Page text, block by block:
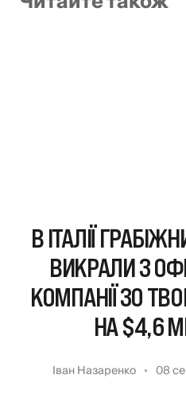
В ІТАЛІЇ
ВИКРАЛИ З
КОМПАНІЇ 30
НА $4,6
Іван Назаренко 08